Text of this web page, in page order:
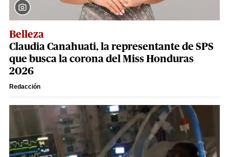
Belleza
Claudia Canahuati, la representante de SPS
que busca la corona del Miss Honduras
2026
Redacción